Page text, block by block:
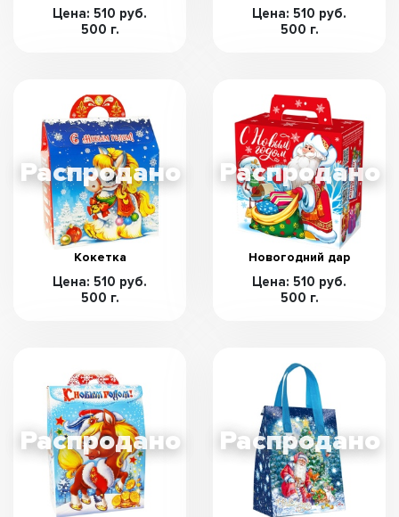
Цена: 510 руб.
500 г.
Цена: 510 руб.
500 г.
Кокетка
Цена: 510 руб.
500 г.
Новогодний дар
Цена: 510 руб.
500 г.